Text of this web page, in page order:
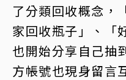
了分類回收概念，
家回收瓶子」、「
也開始分享自己抽
方帳號也現身留言